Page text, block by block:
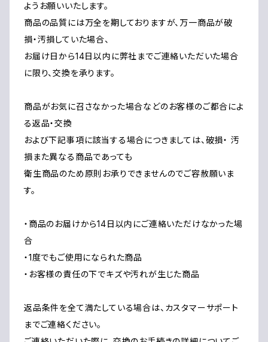
ようお願いいたします。
商品の品質には万全を期しておりますが、万一商品が破
損・汚損していた場合、
お届け日から14日以内に弊社までご連絡いただいた場合
に限り、交換を承ります。
商品がお気に召さなかった場合などのお客様のご都合によ
る返品・交換
および下記事項に該当する場合につきましては、破損・ 汚
損また異なる商品であっても
衛生商品のため原則お承りできませんのでご容赦願いま
す。
・商品のお届けから14日以内にご連絡いただけなかった場
合
・1度でもご使用になられた商品
・お客様の責任の下でキズや汚れが生じた商品
返品条件を全て満たしている場合は、カスタマーサポート
までご連絡ください。